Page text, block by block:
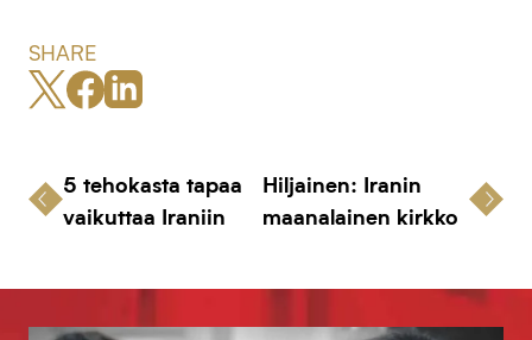
SHARE
5 tehokasta tapaa
vaikuttaa Iraniin
Hiljainen: Iranin
maanalainen kirkko